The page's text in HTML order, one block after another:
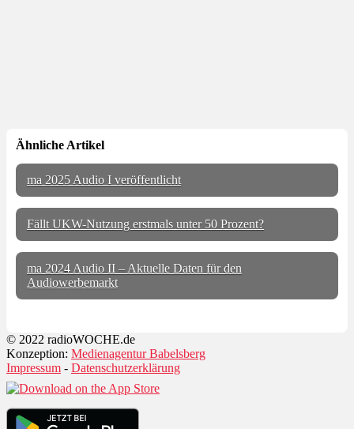
Ähnliche Artikel
ma 2025 Audio I veröffentlicht
Fällt UKW-Nutzung erstmals unter 50 Prozent?
ma 2024 Audio II – Aktuelle Daten für den
Audiowerbemarkt
© 2022 radioWOCHE.de
Konzeption: Medienagentur Babelsberg
Impressum - Datenschutzerklärung